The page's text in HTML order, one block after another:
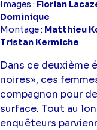
Images : Florian
Dominique
Montage : Matthieu
Tristan Kermiche
Dans ce deuxième
noires», ces
compagnon pour
surface. Tout au
enquêteurs